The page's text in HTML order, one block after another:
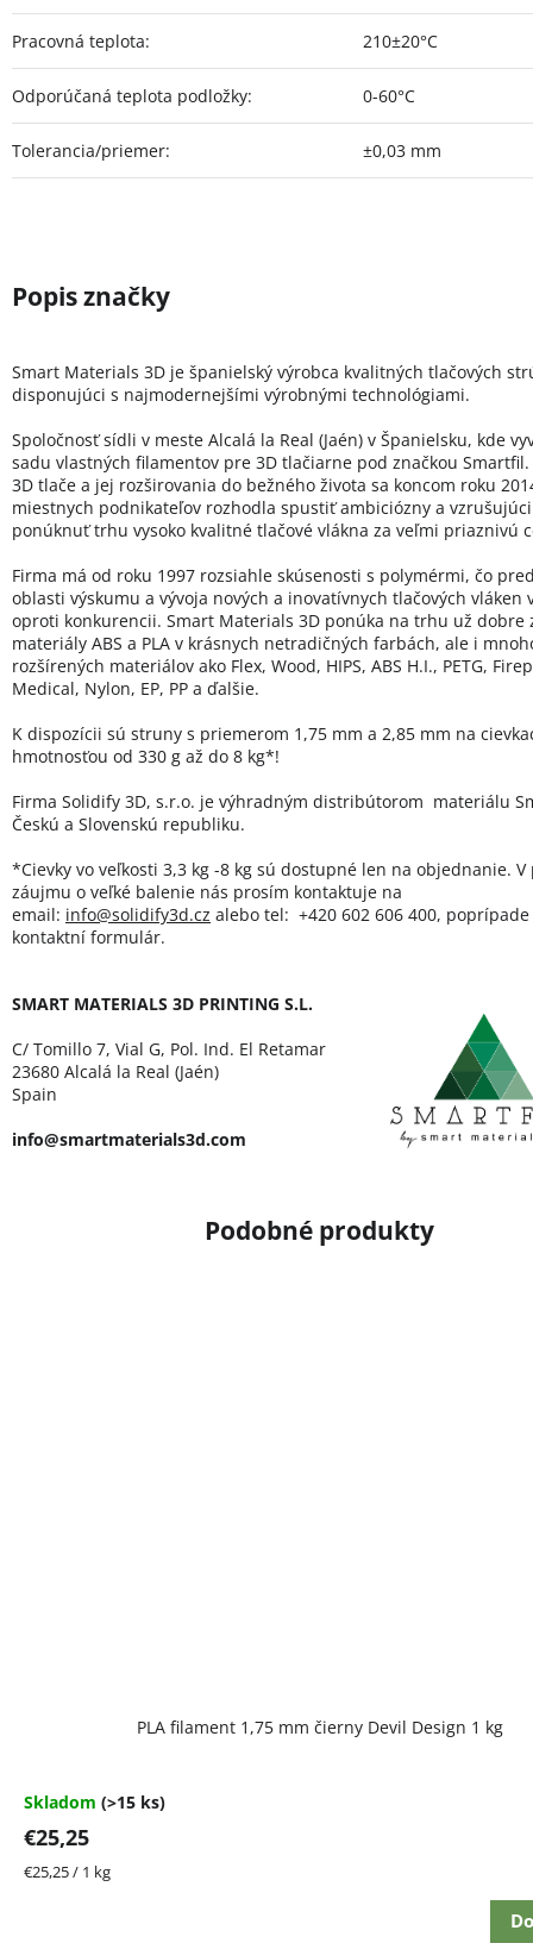
Pracovná teplota: 210±20°C
Odporúčaná teplota podložky: 0-60°C
Tolerancia/priemer: ±0,03 mm
PLA filament 1,75 mm čierny Devil Design 1 kg
4,5
5
hviezdičiek.
Skladom (>15 ks)
€25,25
Jednotková
€25,25 / 1 kg
Smart Materials 3D je španielský výrobca kvalitných tlačových
disponujúci s najmodernejšími výrobnými technológiami.
Spoločnosť sídli v meste Alcalá la Real (Jaén) v Španielsku, kde
sadu vlastných filamentov pre 3D tlačiarne pod značkou Smartfil.
3D tlače a jej rozširovania do bežného života sa koncom roku
miestnych podnikateľov rozhodla spustiť ambiciózny a
ponúknuť trhu vysoko kvalitné tlačové vlákna za veľmi priaznivú
Firma má od roku 1997 rozsiahle skúsenosti s polymérmi, čo
oblasti výskumu a vývoja nových a inovatívnych tlačových vláken
oproti konkurencii. Smart Materials 3D ponúka na trhu už dobre
materiály ABS a PLA v krásnych netradičných farbách, ale i
rozšírených materiálov ako Flex, Wood, HIPS, ABS H.I., PETG,
Medical, Nylon, EP, PP a ďalšie.
K dispozícii sú struny s priemerom 1,75 mm a 2,85 mm na
hmotnosťou od 330 g až do 8 kg*!
Firma Solidify 3D, s.r.o. je výhradným distribútorom materiálu
Českú a Slovenskú republiku.
*Cievky vo veľkosti 3,3 kg -8 kg sú dostupné len na objednanie.
záujmu o veľké balenie nás prosím kontaktuje na
email: info@solidify3d.cz alebo tel: +420 602 606 400,
kontaktní formulár.
SMART MATERIALS 3D PRINTING S.L.
C/ Tomillo 7, Vial G, Pol. Ind. El Retamar
23680 Alcalá la Real (Jaén)
Spain
info@smartmaterials3d.com